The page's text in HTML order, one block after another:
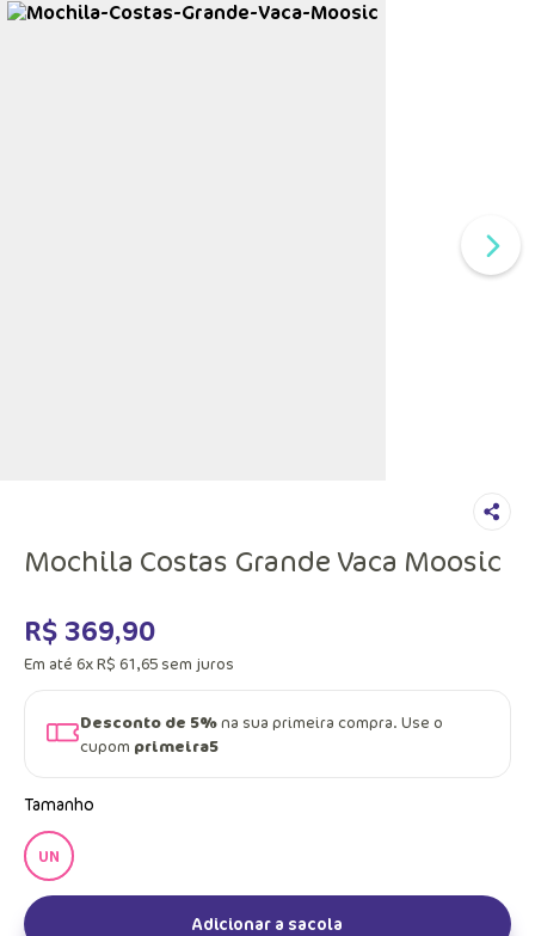
Mochila Costas Grande Vaca Moosic
R$ 369,90
Em até 6xR$ 61,65 sem juros
Desconto de 5%na sua primeira compra. Use o
cupom primeira5
Tamanho
UN
Adicionar a sacola